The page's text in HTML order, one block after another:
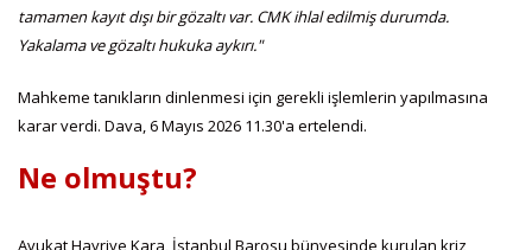
tamamen kayıt dışı bir gözaltı var. CMK ihlal edilmiş durumda.
Yakalama ve gözaltı hukuka aykırı."
Mahkeme tanıkların dinlenmesi için gerekli işlemlerin yapılmasına
karar verdi. Dava, 6 Mayıs 2026 11.30'a ertelendi.
Ne olmuştu?
Avukat Hayriye Kara, İstanbul Barosu bünyesinde kurulan kriz